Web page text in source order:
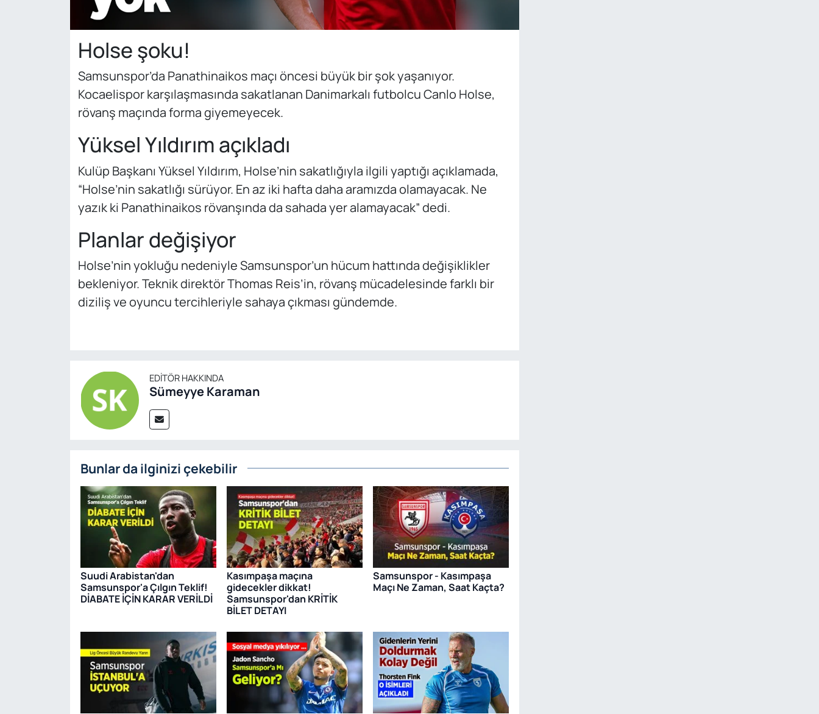
Holse şoku!
Samsunspor’da Panathinaikos maçı öncesi büyük bir şok yaşanıyor.
Kocaelispor karşılaşmasında sakatlanan Danimarkalı futbolcu Canlo Holse,
rövanş maçında forma giyemeyecek.
Yüksel Yıldırım açıkladı
Kulüp Başkanı Yüksel Yıldırım, Holse’nin sakatlığıyla ilgili yaptığı açıklamada,
“Holse’nin sakatlığı sürüyor. En az iki hafta daha aramızda olamayacak. Ne
yazık ki Panathinaikos rövanşında da sahada yer alamayacak” dedi.
Planlar değişiyor
Holse’nin yokluğu nedeniyle Samsunspor’un hücum hattında değişiklikler
bekleniyor. Teknik direktör Thomas Reis’in, rövanş mücadelesinde farklı bir
diziliş ve oyuncu tercihleriyle sahaya çıkması gündemde.
EDITÖR HAKKINDA
Sümeyye Karaman
Bunlar da ilginizi çekebilir
Suudi Arabistan'dan
Samsunspor'a Çılgın Teklif!
DİABATE İÇİN KARAR VERİLDİ
Kasımpaşa maçına
gidecekler dikkat!
Samsunspor'dan KRİTİK
BİLET DETAYI
Samsunspor - Kasımpaşa
Maçı Ne Zaman, Saat Kaçta?